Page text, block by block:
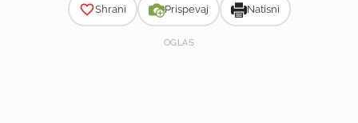
Shrani Prispevaj Natisni
OGLAS